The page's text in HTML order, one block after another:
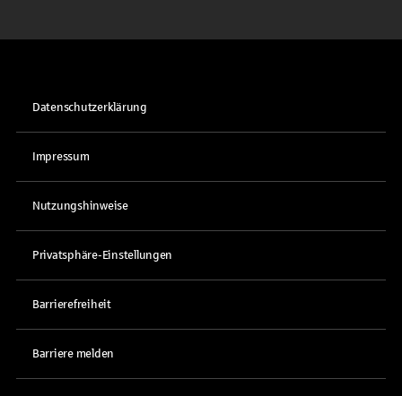
Datenschutzerklärung
Impressum
Nutzungshinweise
Privatsphäre-Einstellungen
Barrierefreiheit
Barriere melden